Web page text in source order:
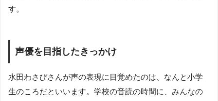
す。
声優を目指したきっかけ
水田わさびさんが声の表現に目覚めたのは、なんと小学
生のころだといいます。学校の音読の時間に、みんなの